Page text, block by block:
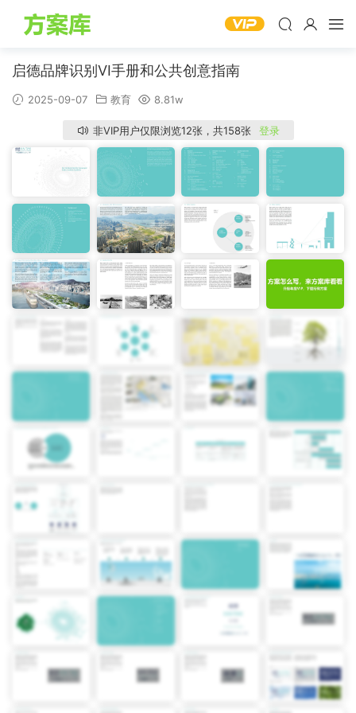
启德品牌识别VI手册和公共创意指南
2025-09-07 教育 8.81w
非VIP用户仅限浏览12张，共158张 登录